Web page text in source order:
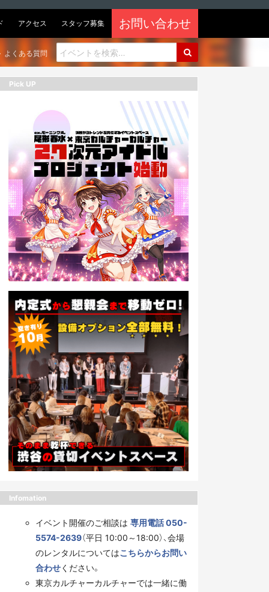
アクセス スタッフ募集 お問い合わせ
よくある質問
Pick UP
Infomation
イベント開催のご相談は 専用電話 050-
5574-2639（平日 10:00～18:00）、会場
のレンタルについてはこちらからお問い
合わせください。
東京カルチャーカルチャーでは一緒に働